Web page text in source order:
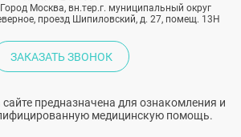
Москва, вн.тер.г. муниципальный округ
проезд Шипиловский, д. 27, помещ. 13Н
ЗАКАЗАТЬ ЗВОНОК
предназначена для ознакомления и
медицинскую помощь.